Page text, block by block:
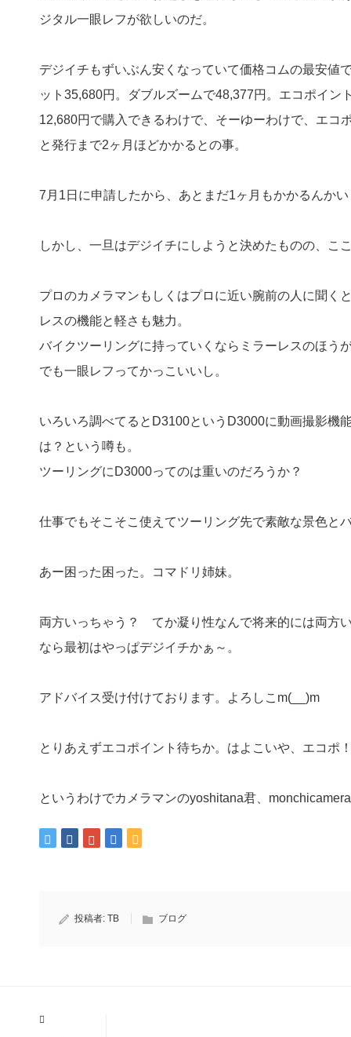
ジタル一眼レフが欲しいのだ。
デジイチもずいぶん安くなっていて価格コムの最安値
ット35,680円。ダブルズームで48,377円。エコポイン
12,680円で購入できるわけで、そーゆーわけで、エコ
と発行まで2ヶ月ほどかかるとの事。
7月1日に申請したから、あとまだ1ヶ月もかかるんかい
しかし、一旦はデジイチにしようと決めたものの、こ
プロのカメラマンもしくはプロに近い腕前の人に聞く
レスの機能と軽さも魅力。
バイクツーリングに持っていくならミラーレスのほう
でも一眼レフってかっこいいし。
いろいろ調べてるとD3100というD3000に動画撮影機
は？という噂も。
ツーリングにD3000ってのは重いのだろうか？
仕事でもそこそこ使えてツーリング先で素敵な景色と
あー困った困った。コマドリ姉妹。
両方いっちゃう？ てか凝り性なんで将来的には両方
なら最初はやっぱデジイチかぁ～。
アドバイス受け付けております。よろしこm(__)m
とりあえずエコポイント待ちか。はよこいや、エコポ
というわけでカメラマンのyoshitana君、
投稿者: TB ブログ